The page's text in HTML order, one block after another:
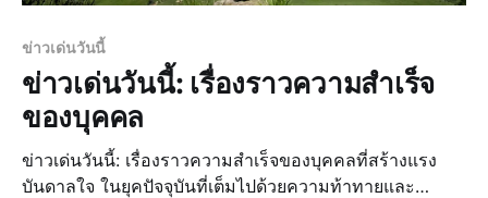
ข่าวเด่นวันนี้
ข่าวเด่นวันนี้: เรื่องราวความสำเร็จ
ของบุคคล
ข่าวเด่นวันนี้: เรื่องราวความสำเร็จของบุคคลที่สร้างแรง
บันดาลใจ ในยุคปัจจุบันที่เต็มไปด้วยความท้าทายและ